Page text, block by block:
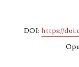
DOI: https://